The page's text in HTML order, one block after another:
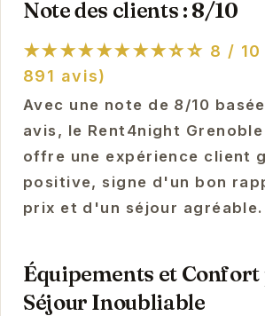
Note des clients : 8/10
★★★★★★★★☆☆ 8 /
891 avis)
Avec une note de 8/10
avis, le Rent4night
offre une expérience client
positive, signe d'un bon
prix et d'un séjour agréable.
Équipements et Confort
Séjour Inoubliable